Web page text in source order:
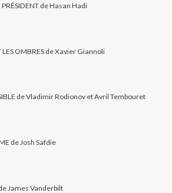
PRÉSIDENT de Hasan Hadi
LES OMBRES de Xavier Giannoli
de Vladimir Rodionov et Avril Tembouret
de Josh Safdie
James Vanderbilt